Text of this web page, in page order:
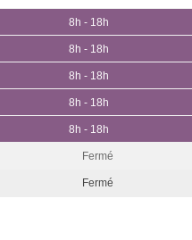
8h - 18h
8h - 18h
8h - 18h
8h - 18h
8h - 18h
Fermé
Fermé